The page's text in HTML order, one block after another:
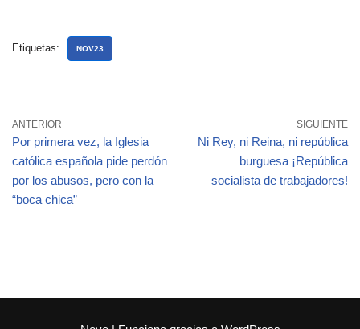
Etiquetas: NOV23
ANTERIOR
Por primera vez, la Iglesia
católica española pide perdón
por los abusos, pero con la
“boca chica”
SIGUIENTE
Ni Rey, ni Reina, ni república
burguesa ¡República
socialista de trabajadores!